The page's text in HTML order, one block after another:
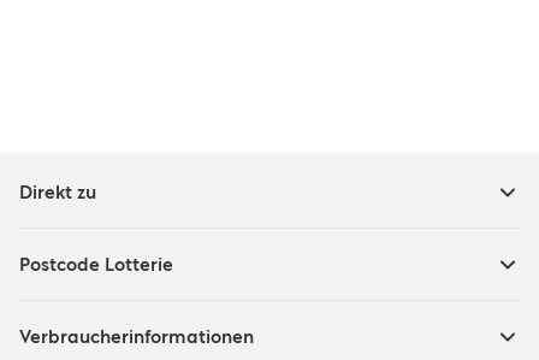
Direkt zu
Postcode Lotterie
Verbraucherinformationen